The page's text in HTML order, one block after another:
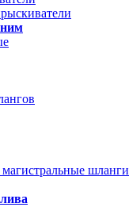
шланги